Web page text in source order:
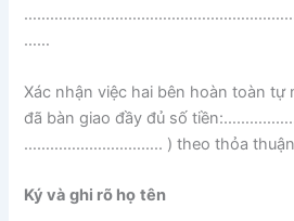
……
Xác nhận việc hai bên hoàn toàn tự
đã bàn giao đầy đủ số
………………………….. ) theo thỏa
Ký và ghi rõ họ tên